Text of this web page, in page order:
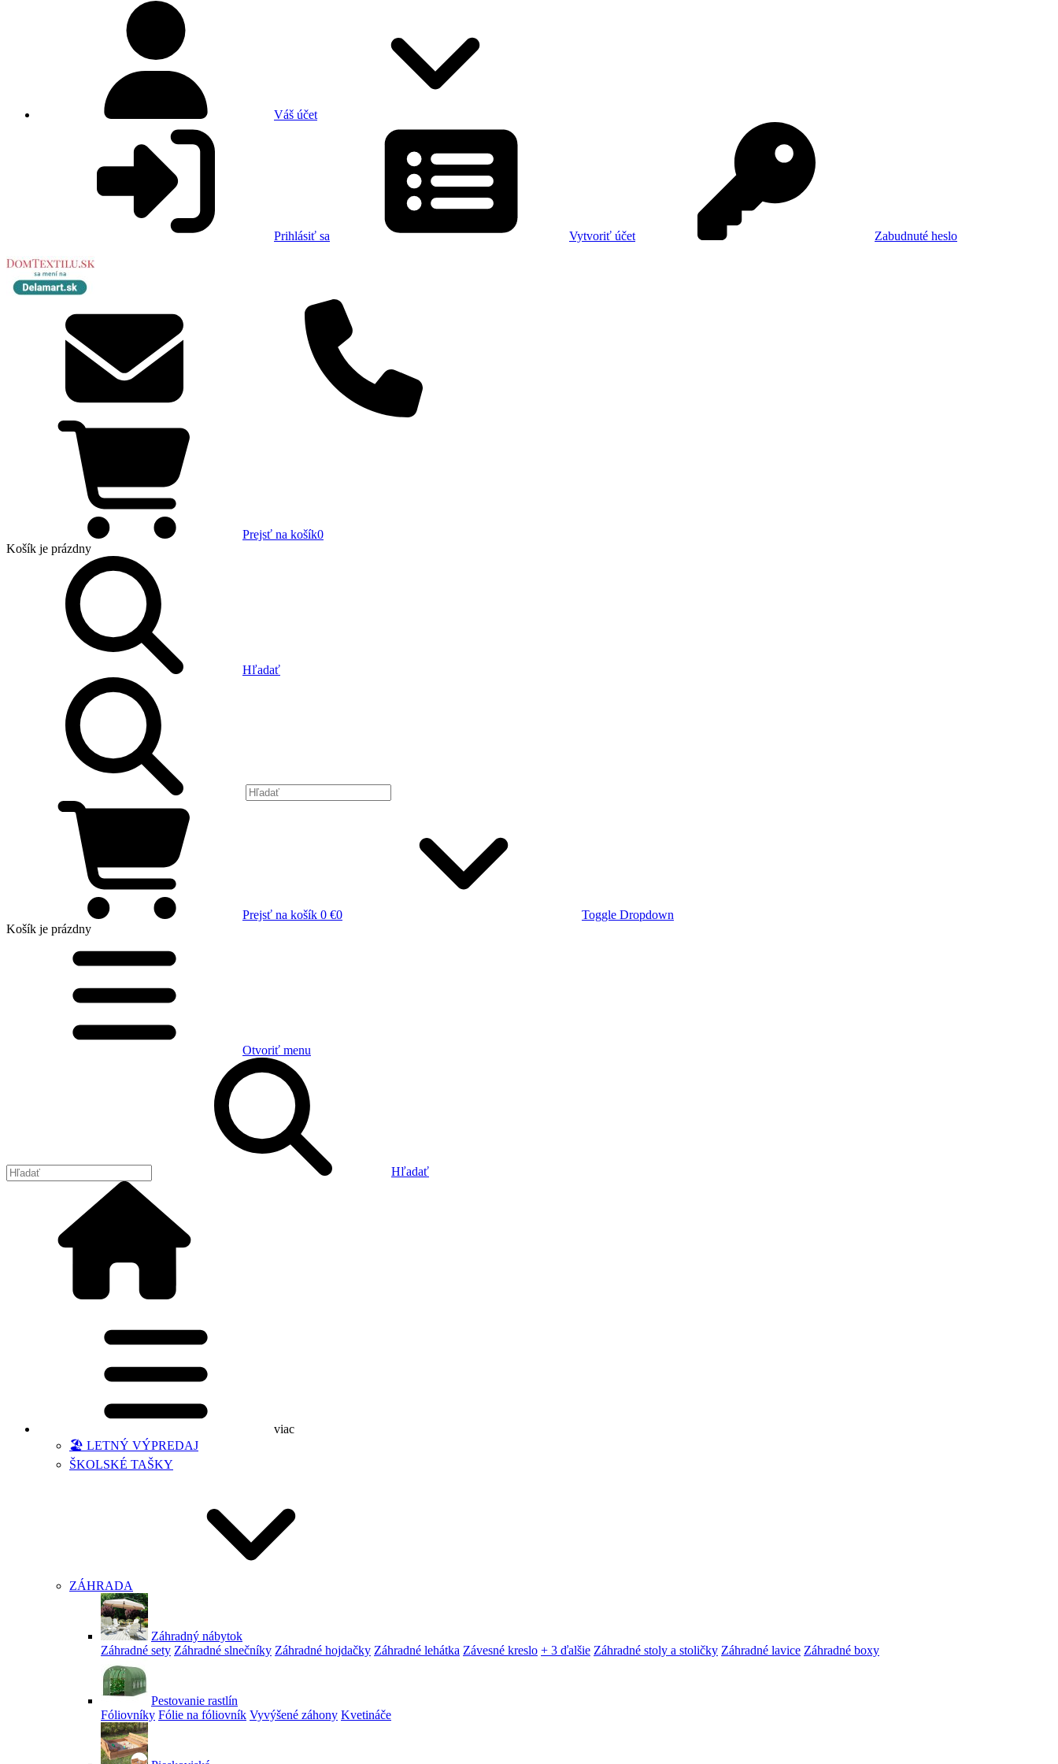
Váš účet
Prihlásiť sa Vytvoriť účet Zabudnuté heslo
Prejsť na košík0
Košík je prázdny
Hľadať
Prejsť na košík 0 €0
Toggle Dropdown
Košík je prázdny
Otvoriť menu
Hľadať
viac
🏖️ LETNÝ VÝPREDAJ
ŠKOLSKÉ TAŠKY
ZÁHRADA
Záhradný nábytok
Záhradné sety Záhradné slnečníky Záhradné hojdačky Záhradné lehátka Závesné kreslo + 3 ďalšie Záhradné stoly a stoličky Záhradné lavice Záhradné boxy
Pestovanie rastlín
Fóliovníky Fólie na fóliovník Vyvýšené záhony Kvetináče